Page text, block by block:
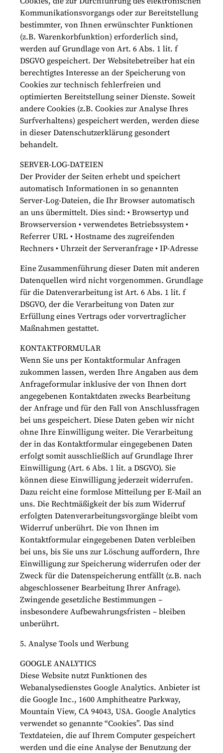
Kommunikationsvorgangs oder zur Bereitstellung
bestimmter, von Ihnen erwünschter Funktionen
(z.B. Warenkorbfunktion) erforderlich sind,
werden auf Grundlage von Art. 6 Abs. 1 lit. f
DSGVO gespeichert. Der Websitebetreiber hat ein
berechtigtes Interesse an der Speicherung von
Cookies zur technisch fehlerfreien und
optimierten Bereitstellung seiner Dienste. Soweit
andere Cookies (z.B. Cookies zur Analyse Ihres
Surfverhaltens) gespeichert werden, werden diese
in dieser Datenschutzerklärung gesondert
behandelt.
SERVER-LOG-DATEIEN
Der Provider der Seiten erhebt und speichert
automatisch Informationen in so genannten
Server-Log-Dateien, die Ihr Browser automatisch
an uns übermittelt. Dies sind: • Browsertyp und
Browserversion • verwendetes Betriebssystem •
Referrer URL • Hostname des zugreifenden
Rechners • Uhrzeit der Serveranfrage • IP-Adresse
Eine Zusammenführung dieser Daten mit anderen
Datenquellen wird nicht vorgenommen. Grundlage
für die Datenverarbeitung ist Art. 6 Abs. 1 lit. f
DSGVO, der die Verarbeitung von Daten zur
Erfüllung eines Vertrags oder vorvertraglicher
Maßnahmen gestattet.
KONTAKTFORMULAR
Wenn Sie uns per Kontaktformular Anfragen
zukommen lassen, werden Ihre Angaben aus dem
Anfrageformular inklusive der von Ihnen dort
angegebenen Kontaktdaten zwecks Bearbeitung
der Anfrage und für den Fall von Anschlussfragen
bei uns gespeichert. Diese Daten geben wir nicht
ohne Ihre Einwilligung weiter. Die Verarbeitung
der in das Kontaktformular eingegebenen Daten
erfolgt somit ausschließlich auf Grundlage Ihrer
Einwilligung (Art. 6 Abs. 1 lit. a DSGVO). Sie
können diese Einwilligung jederzeit widerrufen.
Dazu reicht eine formlose Mitteilung per E-Mail an
uns. Die Rechtmäßigkeit der bis zum Widerruf
erfolgten Datenverarbeitungsvorgänge bleibt vom
Widerruf unberührt. Die von Ihnen im
Kontaktformular eingegebenen Daten verbleiben
bei uns, bis Sie uns zur Löschung auffordern, Ihre
Einwilligung zur Speicherung widerrufen oder der
Zweck für die Datenspeicherung entfällt (z.B. nach
abgeschlossener Bearbeitung Ihrer Anfrage).
Zwingende gesetzliche Bestimmungen –
insbesondere Aufbewahrungsfristen – bleiben
unberührt.
5. Analyse Tools und Werbung
GOOGLE ANALYTICS
Diese Website nutzt Funktionen des
Webanalysedienstes Google Analytics. Anbieter ist
die Google Inc., 1600 Amphitheatre Parkway,
Mountain View, CA 94043, USA. Google Analytics
verwendet so genannte “Cookies”. Das sind
Textdateien, die auf Ihrem Computer gespeichert
werden und die eine Analyse der Benutzung der